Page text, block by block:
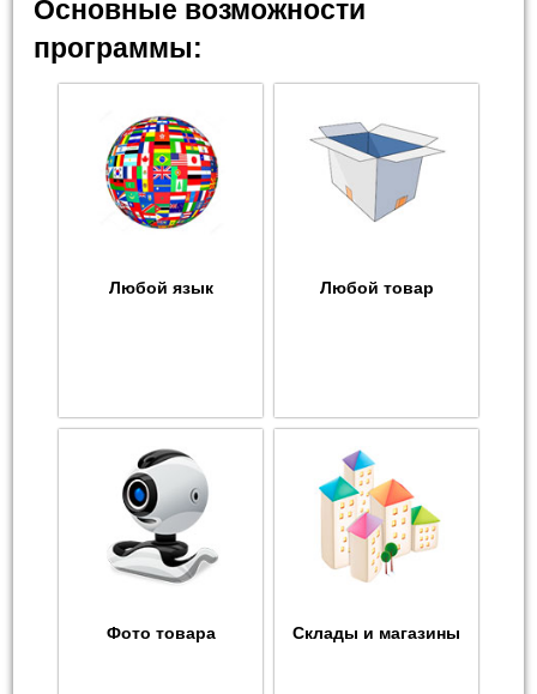
Основные возможности
программы:
Любой язык Любой товар
Фото товара Склады и магазины